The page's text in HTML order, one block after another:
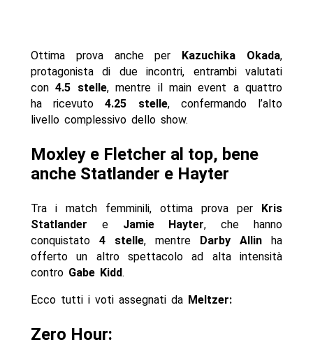
Ottima prova anche per Kazuchika Okada,
protagonista di due incontri, entrambi valutati
con4.5 stelle, mentre il main event a quattro
ha ricevuto4.25 stelle, confermando l’alto
livello complessivo dello show.
Moxley e Fletcher al top, bene
anche Statlander e Hayter
Tra i match femminili, ottima prova per
Kris
Statlander e Jamie Hayter, che hanno
conquistato 4 stelle, mentre Darby Allin ha
offerto un altro spettacolo ad alta intensità
contro Gabe Kidd.
Ecco tutti i voti assegnati da Meltzer:
Zero Hour: